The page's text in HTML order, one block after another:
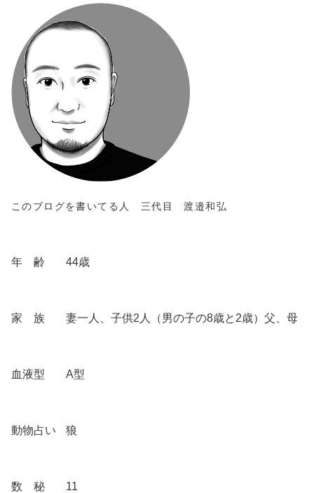
このブログを書いてる人 三代目 渡邉和弘
年 齢 44歳
家 族 妻一人、子供2人（男の子の8歳と2歳）父、母
血液型 A型
動物占い 狼
数 秘 11